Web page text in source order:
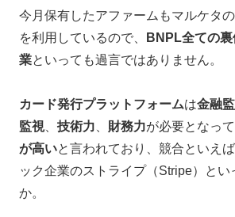
今月保有したアファームもマルケタ
を利用しているので、
BNPL全ての
業といっても過言ではありません。
カード発行プラットフォームは金融
監視、 技術力、 財務力が必要となっ
が高いと言われており、競合といえ
ック企業のストライプ（Stripe）とい
か。